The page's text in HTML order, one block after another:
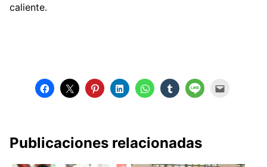
caliente.
Publicaciones relacionadas